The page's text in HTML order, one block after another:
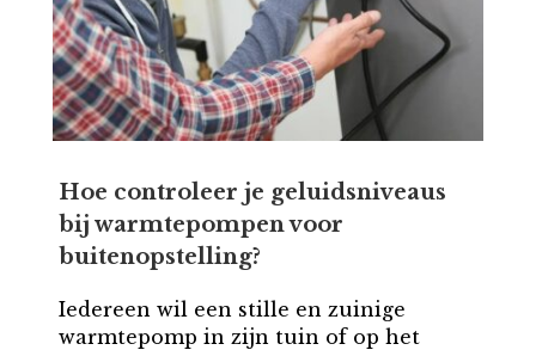
Hoe controleer je geluidsniveaus
bij warmtepompen voor
buitenopstelling?
Iedereen wil een stille en zuinige
warmtepomp in zijn tuin of op het